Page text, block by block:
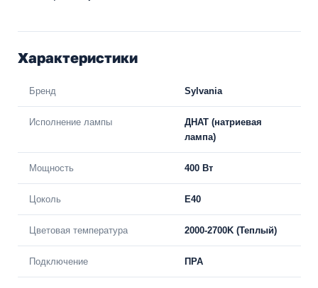
Характеристики
Бренд Sylvania
Исполнение лампы
ДНАТ (натриевая
лампа)
Мощность 400 Вт
Цоколь E40
Цветовая температура 2000-2700K (Теплый)
Подключение ПРА